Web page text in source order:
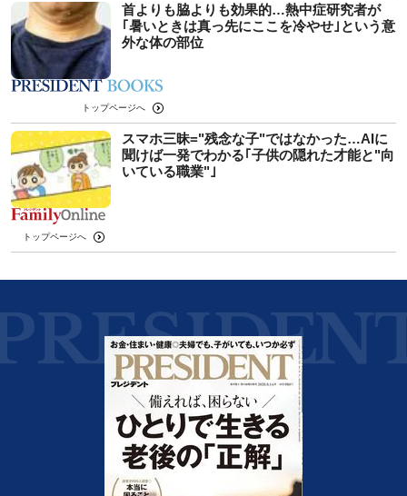
首よりも脇よりも効果的…熱中症研究者が
｢暑いときは真っ先にここを冷やせ｣という意
外な体の部位
トップページへ
スマホ三昧="残念な子"ではなかった…AIに
聞けば一発でわかる｢子供の隠れた才能と"向
いている職業"｣
トップページへ